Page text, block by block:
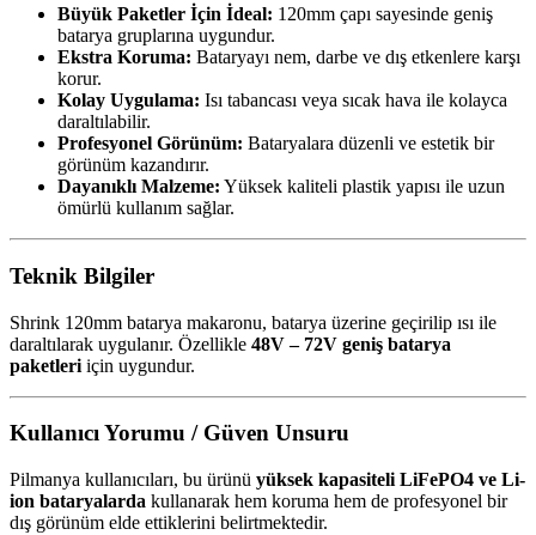
Büyük Paketler İçin İdeal: 120mm çapı sayesinde geniş
batarya gruplarına uygundur.
Ekstra Koruma: Bataryayı nem, darbe ve dış etkenlere karşı
korur.
Kolay Uygulama: Isı tabancası veya sıcak hava ile kolayca
daraltılabilir.
Profesyonel Görünüm: Bataryalara düzenli ve estetik bir
görünüm kazandırır.
Dayanıklı Malzeme: Yüksek kaliteli plastik yapısı ile uzun
ömürlü kullanım sağlar.
Teknik Bilgiler
Shrink 120mm batarya makaronu, batarya üzerine geçirilip ısı ile
daraltılarak uygulanır. Özellikle 48V – 72V geniş batarya
paketleri için uygundur.
Kullanıcı Yorumu / Güven Unsuru
Pilmanya kullanıcıları, bu ürünü yüksek kapasiteli LiFePO4 ve Li-
ion bataryalarda kullanarak hem koruma hem de profesyonel bir
dış görünüm elde ettiklerini belirtmektedir.